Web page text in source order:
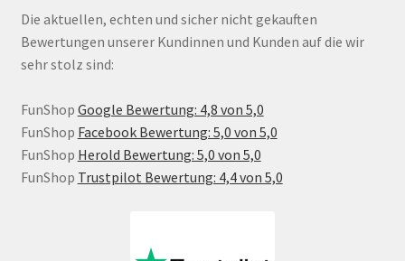
Die aktuellen, echten und sicher nicht gekauften
Bewertungen unserer Kundinnen und Kunden auf die wir
sehr stolz sind:
FunShop Google Bewertung: 4,8 von 5,0
FunShop Facebook Bewertung: 5,0 von 5,0
FunShop Herold Bewertung: 5,0 von 5,0
FunShop Trustpilot Bewertung: 4,4 von 5,0